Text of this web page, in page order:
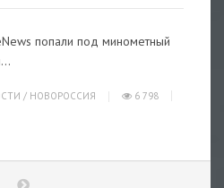
попали под минометный
/ НОВОРОССИЯ
6 798